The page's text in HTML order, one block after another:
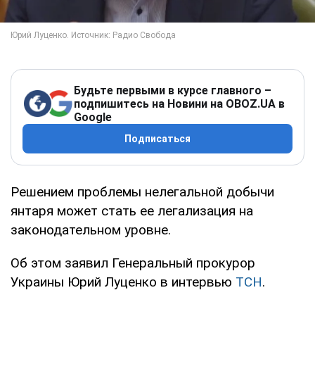
Будьте первыми в курсе главного –
подпишитесь на Новини на OBOZ.UA в
Google
Подписаться
Решением проблемы нелегальной добычи
янтаря может стать ее легализация на
законодательном уровне.
Об этом заявил Генеральный прокурор
Украины Юрий Луценко в интервью ТСН.